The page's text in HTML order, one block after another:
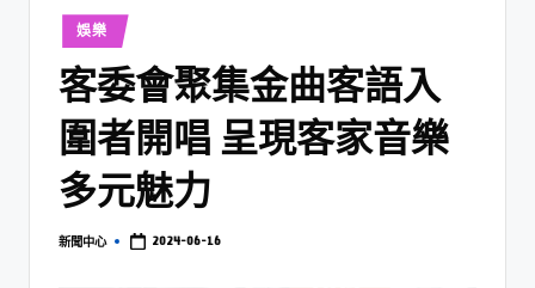
娛樂
客委會聚集金曲客語入
圍者開唱 呈現客家音樂
多元魅力
新聞中心 2024-06-16